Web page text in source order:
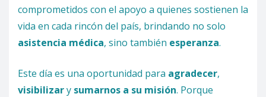
comprometidos con el apoyo a quienes sostienen la
vida en cada rincón del país, brindando no solo
asistencia médica, sino también esperanza.
Este día es una oportunidad para agradecer,
visibilizary sumarnos a su misión. Porque